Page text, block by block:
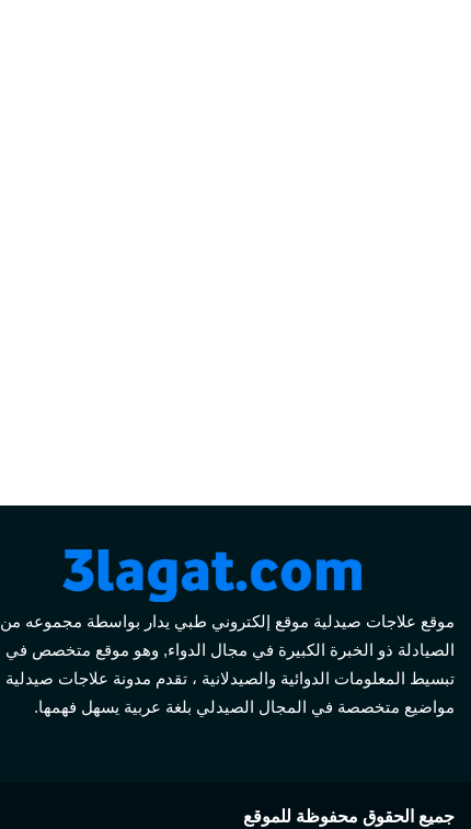
موقع علاجات صيدلية موقع إلكتروني طبي يدار بواسطة مجموعه من
الصيادلة ذو الخبرة الكبيرة في مجال الدواء, وهو موقع متخصص في
تبسيط المعلومات الدوائية والصيدلانية ، تقدم مدونة علاجات صيدلية
مواضيع متخصصة في المجال الصيدلي بلغة عربية يسهل فهمها.
جميع الحقوق محفوظة للموقع